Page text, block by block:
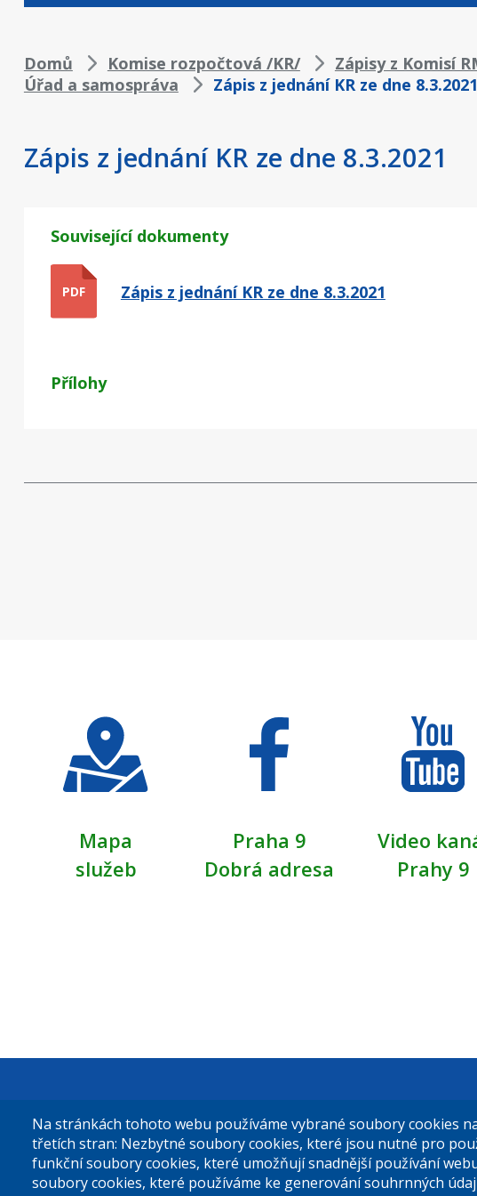
Drobečková
navigace
Domů Komise rozpočtová /KR/ Zápisy z Komisí
Úřad a samospráva
Zápis z jednání KR ze dne 8.3.2021
Zápis z jednání KR ze dne 8.3.2021
Související dokumenty
PDF Zápis z jednání KR ze dne 8.3.2021
Přílohy
Mapa
služeb
Praha 9
Dobrá adresa
Video
Prahy 9
Městská část Praha 9
Sokolovská 14/324
180 49 Praha 9
Na stránkách tohoto webu používáme vybrané soubory cookies
třetích stran: Nezbytné soubory cookies, které jsou nutné pro
funkční soubory cookies, které umožňují snadnější používání
soubory cookies, které používáme ke generování souhrnných